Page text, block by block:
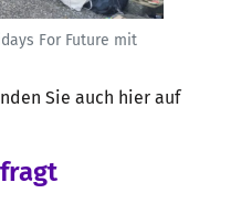
For Future mit
Sie auch hier auf